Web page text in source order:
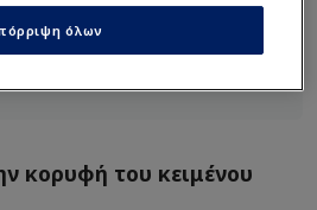
η Στουτγάρδη -
για το
κορυφή του κειμένου
όλων